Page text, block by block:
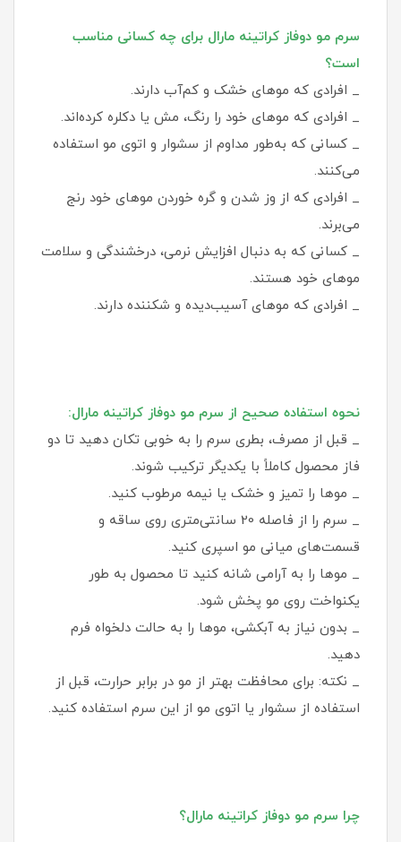
سرم مو دوفاز کراتینه مارال برای چه کسانی مناسب
است؟
_ افرادی که موهای خشک و کم‌آب دارند.
_ افرادی که موهای خود را رنگ، مش یا دکلره کرده‌اند.
_ کسانی که به‌طور مداوم از سشوار و اتوی مو استفاده
می‌کنند.
_ افرادی که از وز شدن و گره خوردن موهای خود رنج
می‌برند.
_ کسانی که به دنبال افزایش نرمی، درخشندگی و سلامت
موهای خود هستند.
_ افرادی که موهای آسیب‌دیده و شکننده دارند.
نحوه استفاده صحیح از سرم مو دوفاز کراتینه مارال:
_ قبل از مصرف، بطری سرم را به خوبی تکان دهید تا دو
فاز محصول کاملاً با یکدیگر ترکیب شوند.
_ موها را تمیز و خشک یا نیمه‌ مرطوب کنید.
_ سرم را از فاصله 20 سانتی‌متری روی ساقه و
قسمت‌های میانی مو اسپری کنید.
_ موها را به آرامی شانه کنید تا محصول به طور
یکنواخت روی مو پخش شود.
_ بدون نیاز به آبکشی، موها را به حالت دلخواه فرم
دهید.
_ نکته: برای محافظت بهتر از مو در برابر حرارت، قبل از
استفاده از سشوار یا اتوی مو از این سرم استفاده کنید.
چرا سرم مو دوفاز کراتینه مارال؟